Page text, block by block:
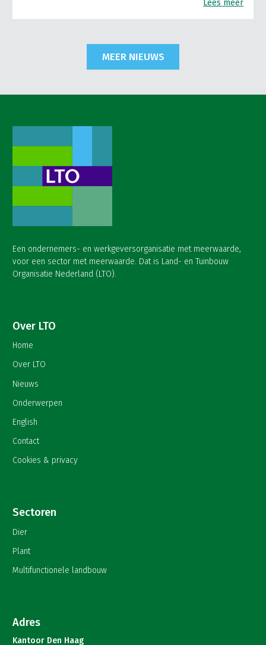
Lees meer
MEER NIEUWS
Een ondernemers- en werkgeversorganisatie met meerwaarde,
voor een sector met meerwaarde. Dat is Land- en Tuinbouw
Organisatie Nederland (LTO).
Over LTO
Home
Over LTO
Nieuws
Onderwerpen
English
Contact
Cookies & privacy
Sectoren
Dier
Plant
Multifunctionele landbouw
Adres
Kantoor Den Haag